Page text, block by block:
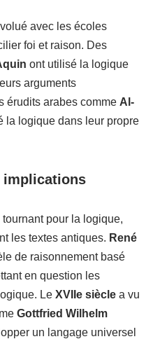
avec les écoles
foi et raison. Des
ont utilisé la logique
arguments
érudits arabes comme Al-
la logique dans leur propre
implications
pour la logique,
les textes antiques. René
de raisonnement basé
en question les
Le XVIIe siècle a vu
Gottfried Wilhelm
un langage universel